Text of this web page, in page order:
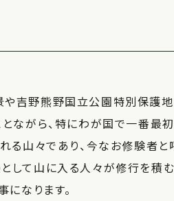
吉野熊野国立公園特別保護
ながら、特にわが国で一番最
る山々であり、今なお修験者と
して山に入る人々が修行を積む
なります。